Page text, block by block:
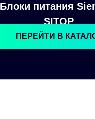
Блоки питания
SITOP
ПЕРЕЙТИ В